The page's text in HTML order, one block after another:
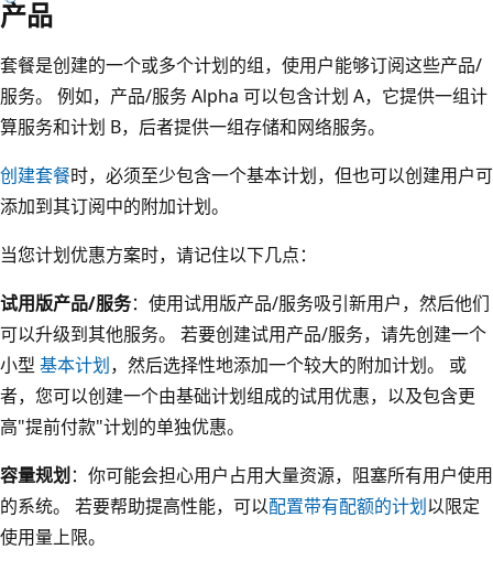
产品
套餐是创建的一个或多个计划的组，使用户能够订阅这些产品/
服务。 例如，产品/服务 Alpha 可以包含计划 A，它提供一组计
算服务和计划 B，后者提供一组存储和网络服务。
创建套餐时，必须至少包含一个基本计划，但也可以创建用户可
添加到其订阅中的附加计划。
当您计划优惠方案时，请记住以下几点：
试用版产品/服务：使用试用版产品/服务吸引新用户，然后他们
可以升级到其他服务。 若要创建试用产品/服务，请先创建一个
小型 基本计划，然后选择性地添加一个较大的附加计划。 或
者，您可以创建一个由基础计划组成的试用优惠，以及包含更
高"提前付款"计划的单独优惠。
容量规划 ：你可能会担心用户占用大量资源，阻塞所有用户使用
的系统。 若要帮助提高性能，可以配置带有配额的计划以限定
使用量上限。